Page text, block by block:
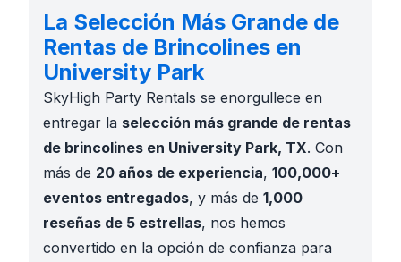
La Selección Más Grande de
Rentas de Brincolines en
University Park
SkyHigh Party Rentals se enorgullece en
entregar la selección más grande de rentas
de brincolines en University Park, TX. Con
más de 20 años de experiencia, 100,000+
eventos entregados, y más de 1,000
reseñas de 5 estrellas, nos hemos
convertido en la opción de confianza para